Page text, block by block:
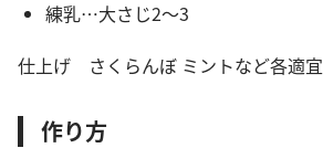
練乳…大さじ2～3
仕上げ さくらんぼ ミントなど各適宜
作り方